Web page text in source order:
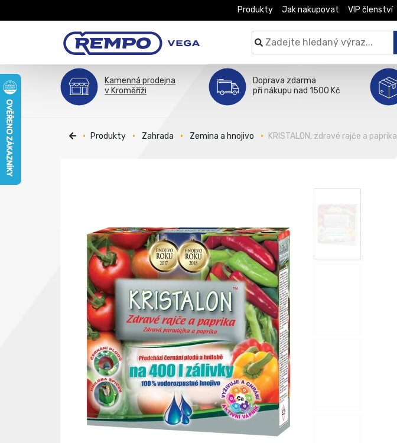
Produkty Jak nakupovat VIP členství
Kamenná prodejna
v Kroměříži
Doprava zdarma
při nákupu nad 1500 Kč
Produkty Zahrada Zemina a hnojivo KRISTALON, zdravé rajče a paprika